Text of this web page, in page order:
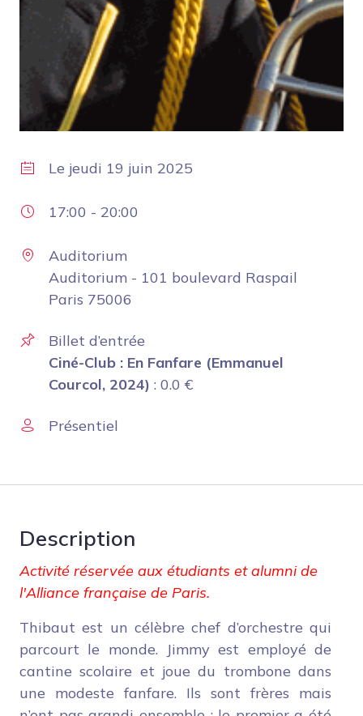
Le jeudi 19 juin 2025
17:00 - 20:00
Auditorium
Auditorium - 101 boulevard Raspail
Paris 75006
Billet d’entrée
Ciné-Club : En Fanfare (Emmanuel
Courcol, 2024) : 0.0 €
Présentiel
Description
Activité réservée aux étudiants et alumni de
l'Alliance française de Paris.
Thibaut est un célèbre chef d’orchestre qui
parcourt le monde. Jimmy est employé de
cantine scolaire et joue du trombone dans
une modeste fanfare. Ils sont frères mais